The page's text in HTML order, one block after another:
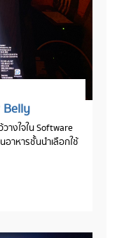
างใจใน Software
อาหารชั้นนำเลือกใช้